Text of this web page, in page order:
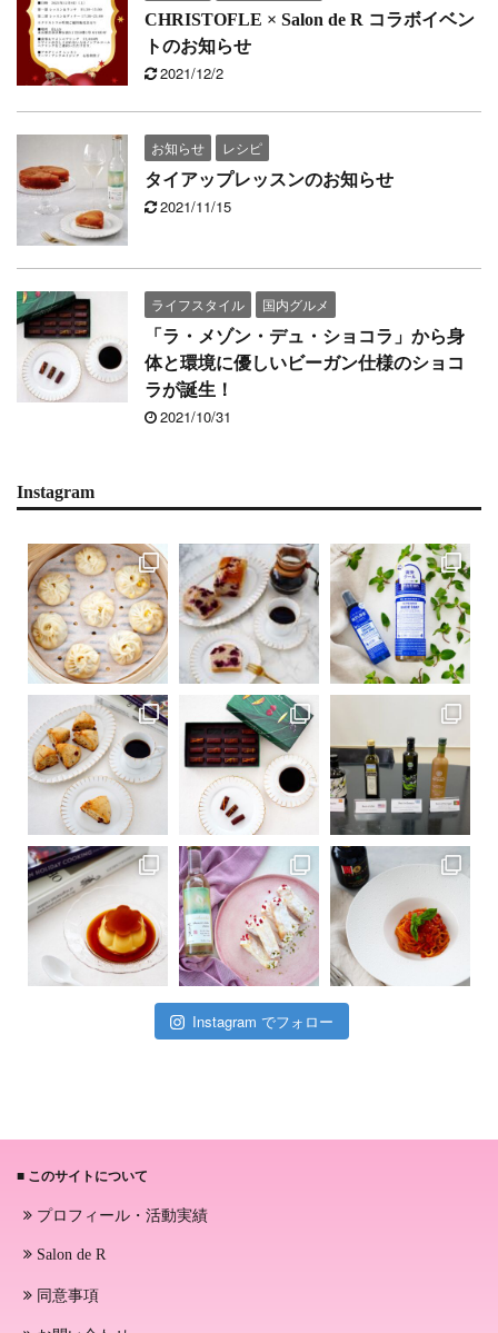
CHRISTOFLE × Salon de R コラボイベン
トのお知らせ
2021/12/2
お知らせ
レシピ
タイアップレッスンのお知らせ
2021/11/15
ライフスタイル
国内グルメ
「ラ・メゾン・デュ・ショコラ」から身
体と環境に優しいビーガン仕様のショコ
ラが誕生！
2021/10/31
Instagram
Instagram でフォロー
■ このサイトについて
プロフィール・活動実績
Salon de R
同意事項